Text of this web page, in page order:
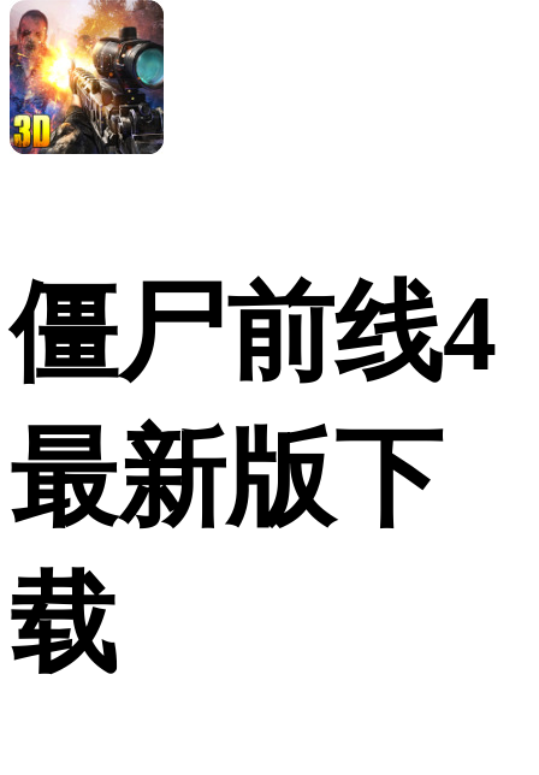
僵尸前线4
最新版下
载